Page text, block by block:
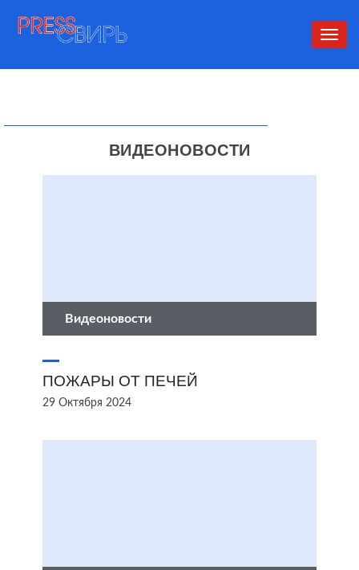
ВИДЕОНОВОСТИ
Видеоновости
ПОЖАРЫ ОТ ПЕЧЕЙ
29 Октября 2024